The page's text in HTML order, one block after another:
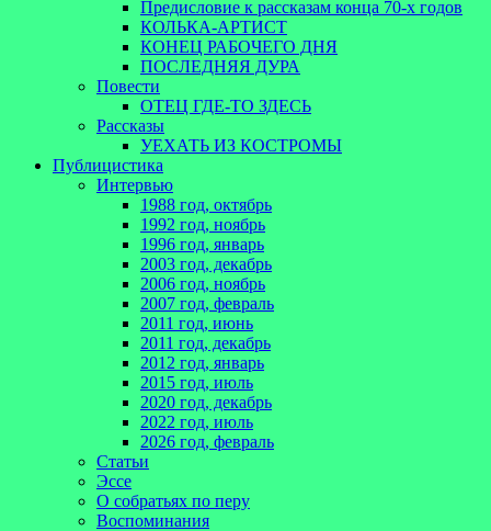
Предисловие к рассказам конца 70-х годов
КОЛЬКА-АРТИСТ
КОНЕЦ РАБОЧЕГО ДНЯ
ПОСЛЕДНЯЯ ДУРА
Повести
ОТЕЦ ГДЕ-ТО ЗДЕСЬ
Рассказы
УЕХАТЬ ИЗ КОСТРОМЫ
Публицистика
Интервью
1988 год, октябрь
1992 год, ноябрь
1996 год, январь
2003 год, декабрь
2006 год, ноябрь
2007 год, февраль
2011 год, июнь
2011 год, декабрь
2012 год, январь
2015 год, июль
2020 год, декабрь
2022 год, июль
2026 год, февраль
Статьи
Эссе
О собратьях по перу
Воспоминания